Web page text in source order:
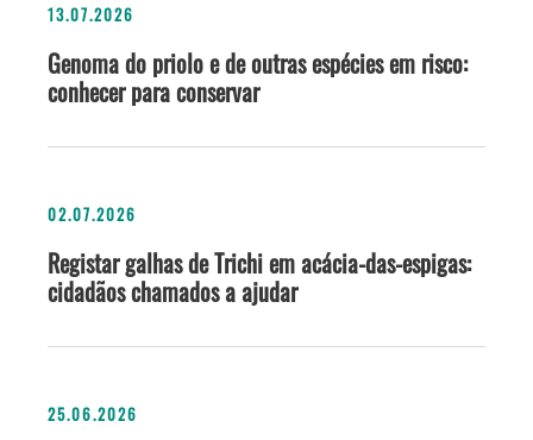
13.07.2026
Genoma do priolo e de outras espécies em risco:
conhecer para conservar
02.07.2026
Registar galhas de Trichi em acácia-das-espigas:
cidadãos chamados a ajudar
25.06.2026